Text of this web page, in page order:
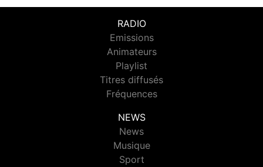
RADIO
Emissions
Animateurs
Playlist
Titres diffusés
Fréquences
NEWS
News
Musique
Sport